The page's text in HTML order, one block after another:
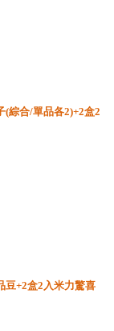
(綜合/單品各2)+2盒2
豆+2盒2入米力驚喜